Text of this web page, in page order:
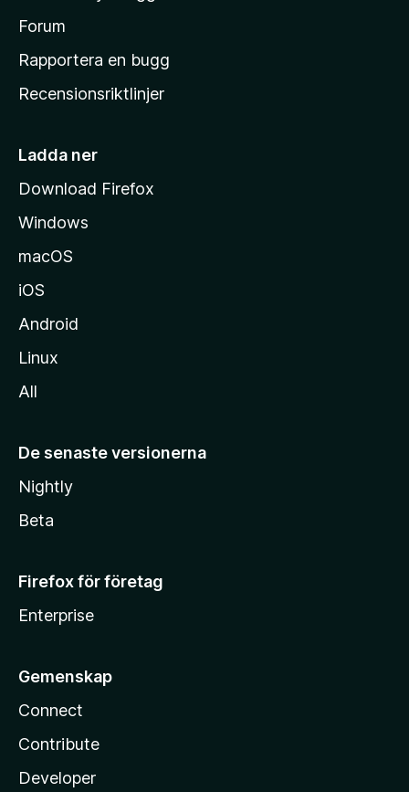
s
h
m
i
a
Forum
Rapportera en bugg
Recensionsriktlinjer
Ladda ner
Download Firefox
Windows
macOS
iOS
Android
Linux
All
De senaste versionerna
Nightly
Beta
Firefox för företag
Enterprise
Gemenskap
Connect
Contribute
Developer